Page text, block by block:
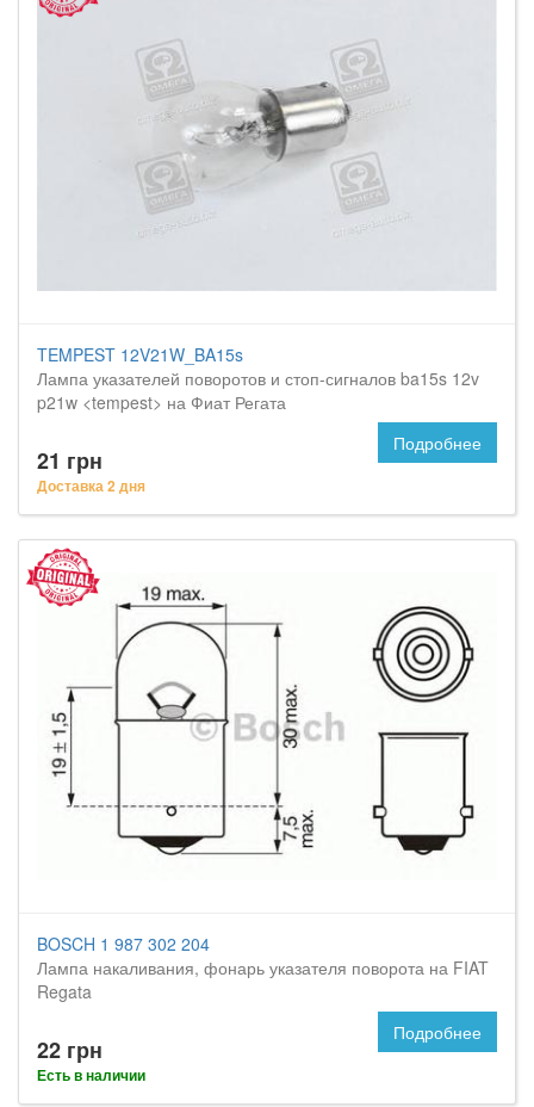
TEMPEST 12V21W_BA15s
Лампа указателей поворотов и стоп-сигналов ba15s 12v
p21w <tempest> на Фиат Регата
21 грн
Доставка 2 дня
Подробнее
BOSCH 1 987 302 204
Лампа накаливания, фонарь указателя поворота на FIAT
Regata
22 грн
Есть в наличии
Подробнее